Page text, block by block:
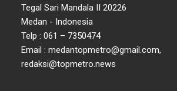
Tegal Sari Mandala II 20226
Medan - Indonesia
Telp : 061 – 7350474
Email : medantopmetro@gmail.com,
redaksi@topmetro.news